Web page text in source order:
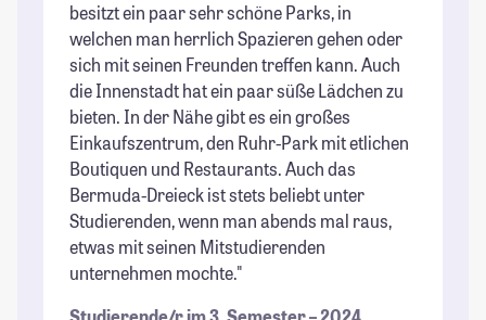
besitzt ein paar sehr schöne Parks, in
welchen man herrlich Spazieren gehen oder
sich mit seinen Freunden treffen kann. Auch
die Innenstadt hat ein paar süße Lädchen zu
bieten. In der Nähe gibt es ein großes
Einkaufszentrum, den Ruhr-Park mit etlichen
Boutiquen und Restaurants. Auch das
Bermuda-Dreieck ist stets beliebt unter
Studierenden, wenn man abends mal raus,
etwas mit seinen Mitstudierenden
unternehmen mochte."